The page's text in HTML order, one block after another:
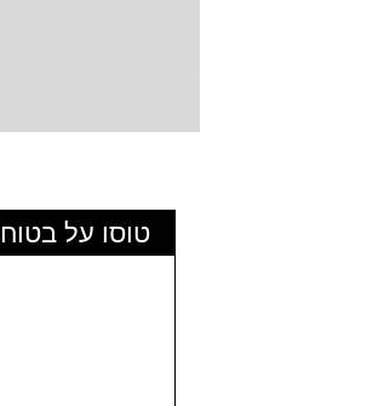
טוסו על בטוח